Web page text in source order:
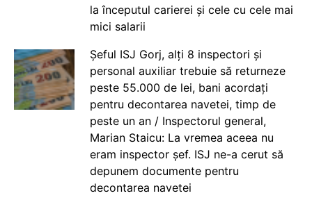
la începutul carierei și cele cu cele mai
mici salarii
Șeful ISJ Gorj, alți 8 inspectori și
personal auxiliar trebuie să returneze
peste 55.000 de lei, bani acordați
pentru decontarea navetei, timp de
peste un an / Inspectorul general,
Marian Staicu: La vremea aceea nu
eram inspector șef. ISJ ne-a cerut să
depunem documente pentru
decontarea navetei